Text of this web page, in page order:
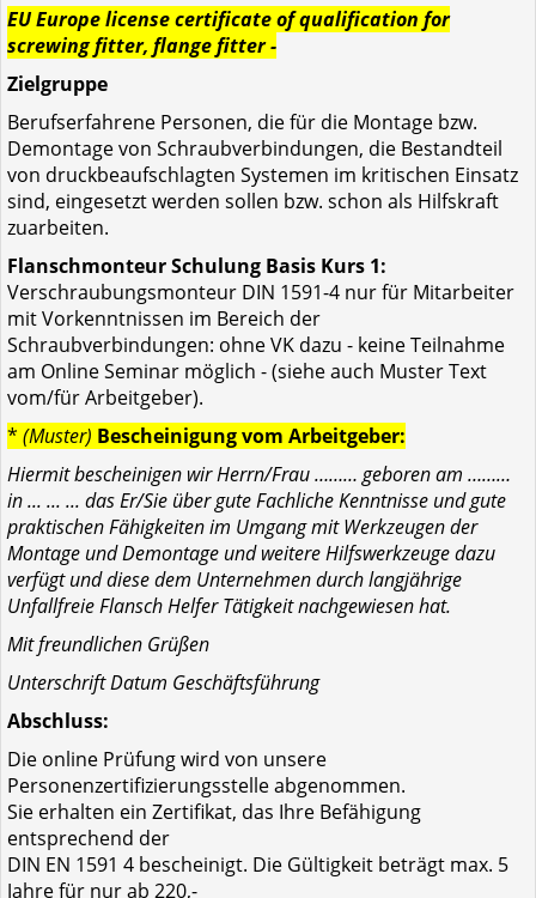
EU Europe license certificate of qualification for
screwing fitter, flange fitter -
Zielgruppe
Berufserfahrene Personen, die für die Montage bzw.
Demontage von Schraubverbindungen, die Bestandteil
von druckbeaufschlagten Systemen im kritischen Einsatz
sind, eingesetzt werden sollen bzw. schon als Hilfskraft
zuarbeiten.
Flanschmonteur Schulung Basis Kurs 1:
Verschraubungsmonteur DIN 1591-4 nur für Mitarbeiter
mit Vorkenntnissen im Bereich der
Schraubverbindungen: ohne VK dazu - keine Teilnahme
am Online Seminar möglich - (siehe auch Muster Text
vom/für Arbeitgeber).
* (Muster) Bescheinigung vom Arbeitgeber:
Hiermit bescheinigen wir Herrn/Frau ……… geboren am ………
in ... ... ... das Er/Sie über gute Fachliche Kenntnisse und gute
praktischen Fähigkeiten im Umgang mit Werkzeugen der
Montage und Demontage und weitere Hilfswerkzeuge dazu
verfügt und diese dem Unternehmen durch langjährige
Unfallfreie Flansch Helfer Tätigkeit nachgewiesen hat.
Mit freundlichen Grüßen
Unterschrift Datum Geschäftsführung
Abschluss:
Die online Prüfung wird von unsere
Personenzertifizierungsstelle abgenommen.
Sie erhalten ein Zertifikat, das Ihre Befähigung
entsprechend der
DIN EN 1591 4 bescheinigt. Die Gültigkeit beträgt max. 5
Jahre für nur ab 220,-